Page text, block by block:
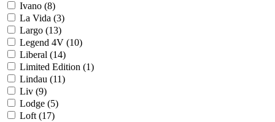
Ivano (8)
La Vida (3)
Largo (13)
Legend 4V (10)
Liberal (14)
Limited Edition (1)
Lindau (11)
Liv (9)
Lodge (5)
Loft (17)